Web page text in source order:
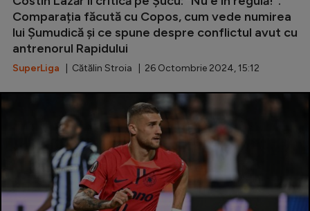
Comparația făcută cu Copos, cum vede numirea
lui Șumudică și ce spune despre conflictul avut cu
antrenorul Rapidului
SuperLiga | Cătălin Stroia | 26 Octombrie 2024, 15:12